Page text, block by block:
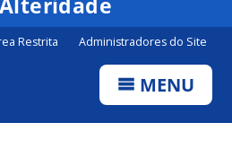
Restrita Administradores do Site
MENU